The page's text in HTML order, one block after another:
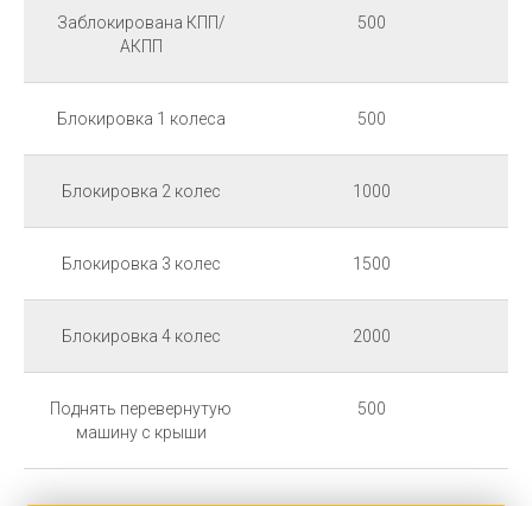
Заблокирована КПП/
АКПП
500
Блокировка 1 колеса 500
Блокировка 2 колес 1000
Блокировка 3 колес 1500
Блокировка 4 колес 2000
Поднять перевернутую
машину с крыши
500